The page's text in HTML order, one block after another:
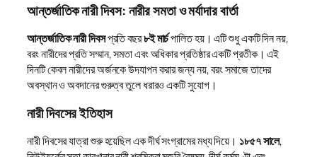
আন্তর্জাতিক নারী দিবস: নারীর সমতা ও মর্যাদার বার্তা
আন্তর্জাতিক নারী দিবসপ্রতি বছর৮ই মার্চপালিত হয়। এটি শুধু একটি দিন নয়,
বরং নারীদের প্রতি সম্মান, সমতা এবং অধিকার প্রতিষ্ঠার একটি প্রতীক। এই
দিনটি কেবল নারীদের অর্জনকে উদযাপন করার জন্য নয়, বরং সমাজে তাদের
অবস্থান ও অবদানের গুরুত্ব তুলে ধরারও একটি সুযোগ।
নারী দিবসের ইতিহাস
নারী দিবসের যাত্রা শুরু হয়েছিল এক দীর্ঘ সংগ্রামের মধ্য দিয়ে। ১৮৫৭ সালে,